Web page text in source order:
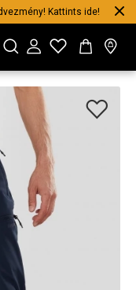
Kattints ide!